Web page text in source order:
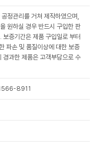
정관리를 거쳐 제작하였으며,
원하실 경우 반드시 구입한 판
증기간은 제품 구입일로 부터
파손 및 품질이상에 대한 보증
경과한 제품은 고객부담으로 수
8911